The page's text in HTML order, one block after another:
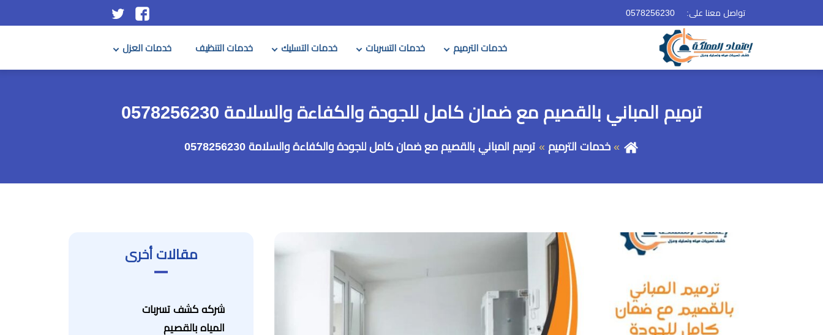
تواصل معنا على: 0578256230
تابعنا
فيسبوك
خدمات الترميم خدمات التسربات خدمات التسليك خدمات التنظيف خدمات العزل
ترميم المباني بالقصيم مع ضمان كامل للجودة والكفاءة والسلامة 0578256230
خدمات الترميم ترميم المباني بالقصيم مع ضمان كامل للجودة والكفاءة والسلامة 0578256230
مقالات أخرى
شركه كشف تسربات
المياه بالقصيم